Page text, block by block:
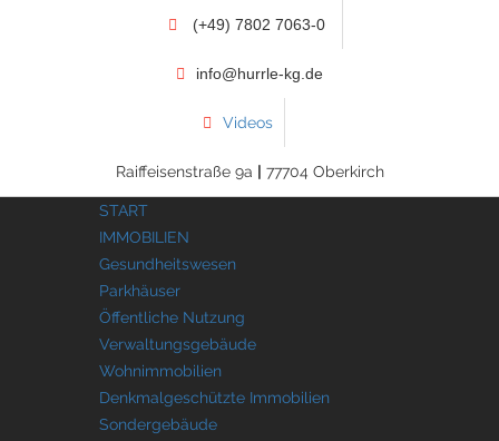
(+49) 7802 7063-0
info@hurrle-kg.de
Videos
Raiffeisenstraße 9a | 77704 Oberkirch
START
IMMOBILIEN
Gesundheitswesen
Parkhäuser
Öffentliche Nutzung
Verwaltungsgebäude
Wohnimmobilien
Denkmalgeschützte Immobilien
Sondergebäude